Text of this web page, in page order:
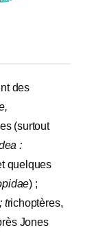
des
(surtout
:
quelques
) ;
trichoptères,
Jones